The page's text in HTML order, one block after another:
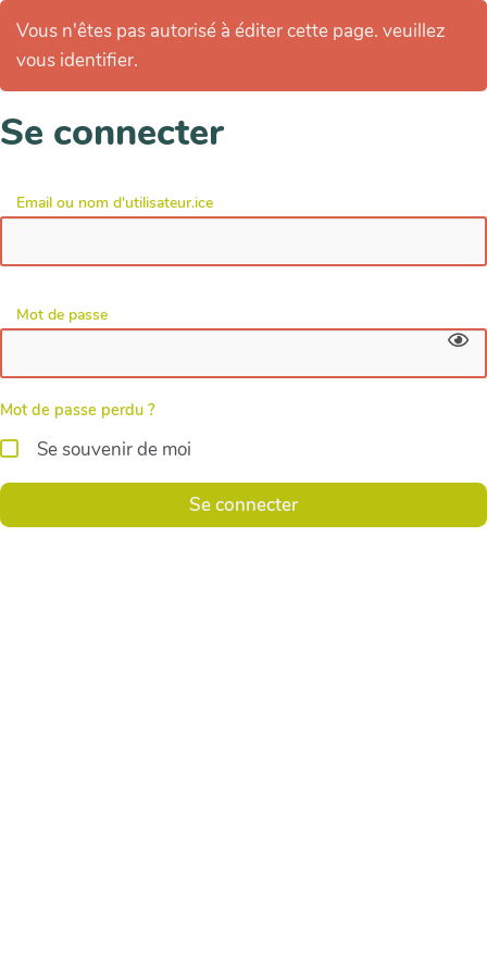
Vous n'êtes pas autorisé à éditer cette page. veuillez
vous identifier.
Se connecter
Email ou nom d'utilisateur.ice
Mot de passe
Mot de passe perdu ?
Se souvenir de moi
Se connecter